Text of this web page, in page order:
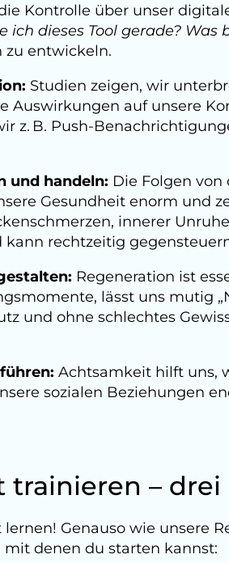
Kontrolle über unser
ich dieses Tool gerade?
zu entwickeln.
Studien zeigen, wir
Auswirkungen auf unsere
z. B. Push-
und handeln: Die Folgen
Gesundheit enorm und
innerer
rechtzeitig
Regeneration ist
lässt uns mutig
und ohne schlechtes
Achtsamkeit hilft uns,
sozialen Beziehungen
trainieren –
Genauso wie unsere
denen du starten kannst: